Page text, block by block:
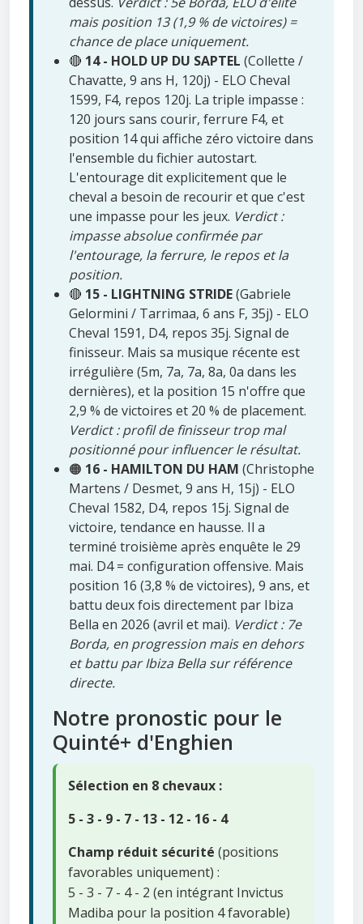
mais position 13 (1,9 % de victoires) =
chance de place uniquement.
🔴 14 - HOLD UP DU SAPTEL (Collette /
Chavatte, 9 ans H, 120j) - ELO Cheval
1599, F4, repos 120j. La triple impasse :
120 jours sans courir, ferrure F4, et
position 14 qui affiche zéro victoire dans
l'ensemble du fichier autostart.
L'entourage dit explicitement que le
cheval a besoin de recourir et que c'est
une impasse pour les jeux. Verdict :
impasse absolue confirmée par
l'entourage, la ferrure, le repos et la
position.
🔴 15 - LIGHTNING STRIDE(Gabriele
Gelormini / Tarrimaa, 6 ans F, 35j) - ELO
Cheval 1591, D4, repos 35j. Signal de
finisseur. Mais sa musique récente est
irrégulière (5m, 7a, 7a, 8a, 0a dans les
dernières), et la position 15 n'offre que
2,9 % de victoires et 20 % de placement.
Verdict : profil de finisseur trop mal
positionné pour influencer le résultat.
🟠 16 - HAMILTON DU HAM (Christophe
Martens / Desmet, 9 ans H, 15j) - ELO
Cheval 1582, D4, repos 15j. Signal de
victoire, tendance en hausse. Il a
terminé troisième après enquête le 29
mai. D4 = configuration offensive. Mais
position 16 (3,8 % de victoires), 9 ans, et
battu deux fois directement par Ibiza
Bella en 2026 (avril et mai). Verdict : 7e
Borda, en progression mais en dehors
et battu par Ibiza Bella sur référence
directe.
Notre pronostic pour le
Quinté+ d'Enghien
Sélection en 8 chevaux :
5 - 3 - 9 - 7 - 13 - 12 - 16 - 4
Champ réduit sécurité (positions
favorables uniquement) :
5 - 3 - 7 - 4 - 2 (en intégrant Invictus
Madiba pour la position 4 favorable)